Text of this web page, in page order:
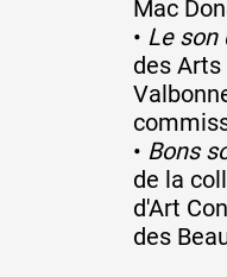
Mac
• Le son
des
• Bons
de la
d'Art
des